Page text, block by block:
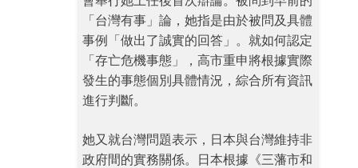
「台灣有事」論，她指是由於被問及具體
事例「做出了誠實的回答」。就如何認定
「存亡危機事態」，高市重申將根據實際
發生的事態個別具體情況，綜合所有資訊
進行判斷。
她又就台灣問題表示，日本與台灣維持非
政府間的實務關係。日本根據《三藩市和